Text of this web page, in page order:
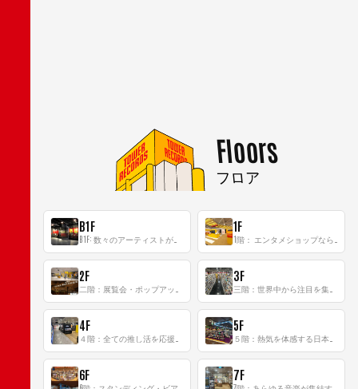
Floors
フロア
B1F 1F
2F 3F
4F 5F
6F 7F